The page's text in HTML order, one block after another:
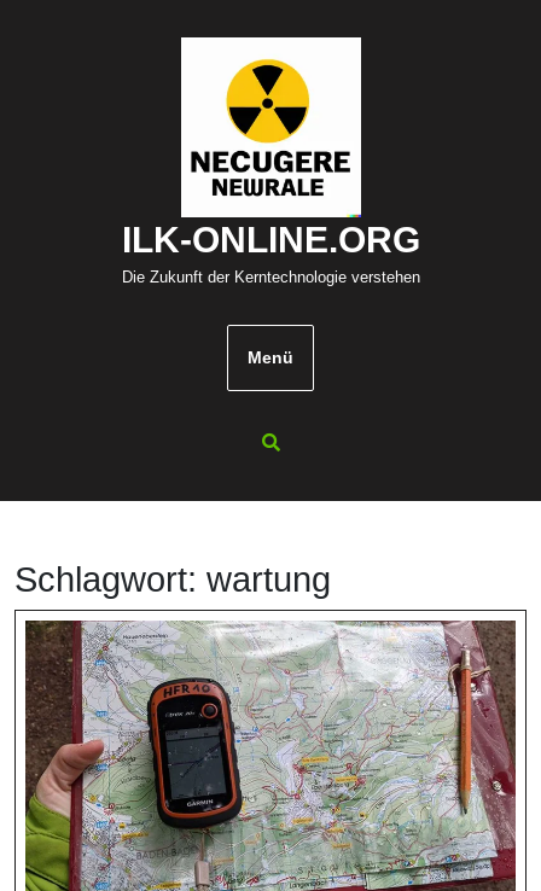
ILK-ONLINE.ORG
Die Zukunft der Kerntechnologie verstehen
Menü
Schlagwort: wartung